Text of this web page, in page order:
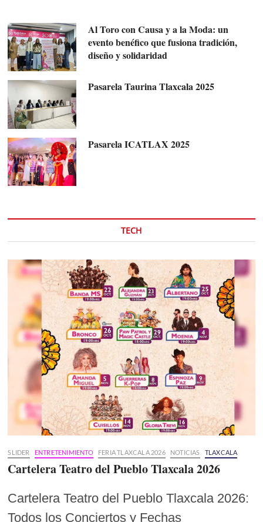
Al Toro con Causa y a la Moda: un
evento benéfico que fusiona tradición,
diseño y solidaridad
Pasarela Taurina Tlaxcala 2025
Pasarela ICATLAX 2025
TECH
SLIDER ENTRETENIMIENTO FERIA TLAXCALA 2026 NOTICIAS TLAXCALA
Cartelera Teatro del Pueblo Tlaxcala 2026
Cartelera Teatro del Pueblo Tlaxcala 2026:
Todos los Conciertos y Fechas